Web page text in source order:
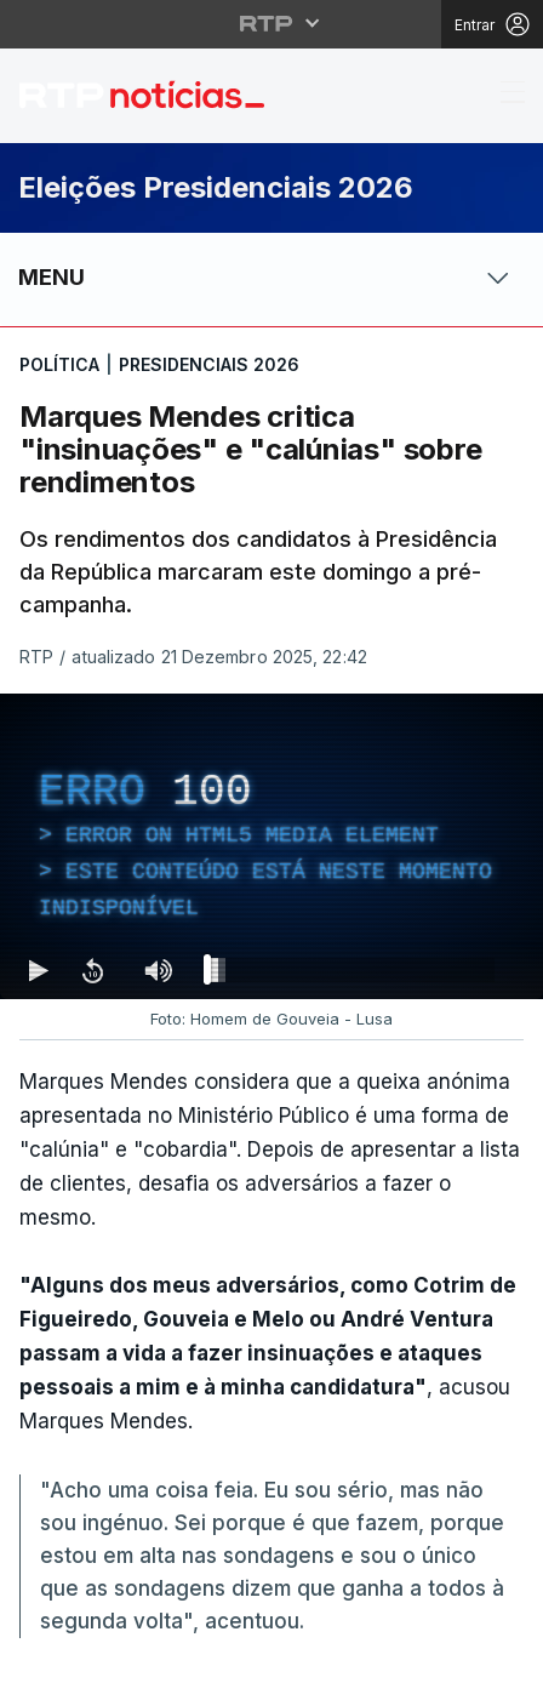
Entrar
Marques Mendes
Eleições Presidenciais 2026
MENU
POLÍTICA PRESIDENCIAIS 2026
Marques Mendes critica
"insinuações" e "calúnias" sobre
rendimentos
Os rendimentos dos candidatos à Presidência
da República marcaram este domingo a pré-
campanha.
RTP / atualizado 21 Dezembro 2025, 22:42
ERRO 100
ERROR ON HTML5 MEDIA ELEMENT
ESTE CONTEÚDO ESTÁ NESTE MOMENTO
INDISPONÍVEL
Foto: Homem de Gouveia - Lusa
Marques Mendes considera que a queixa anónima
apresentada no Ministério Público é uma forma de
"calúnia" e "cobardia". Depois de apresentar a lista
de clientes, desafia os adversários a fazer o
mesmo.
"Alguns dos meus adversários, como Cotrim de
Figueiredo, Gouveia e Melo ou André Ventura
passam a vida a fazer insinuações e ataques
pessoais a mim e à minha candidatura", acusou
Marques Mendes.
"Acho uma coisa feia. Eu sou sério, mas não
sou ingénuo. Sei porque é que fazem, porque
estou em alta nas sondagens e sou o único
que as sondagens dizem que ganha a todos à
segunda volta", acentuou.